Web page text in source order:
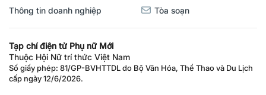
Thông tin doanh nghiệp Tòa soạn
Tạp chí điện tử Phụ nữ Mới
Thuộc Hội Nữ trí thức Việt Nam
Số giấy phép: 81/GP-BVHTTDL do Bộ Văn Hóa, Thể Thao và Du Lịch
cấp ngày 12/6/2026.